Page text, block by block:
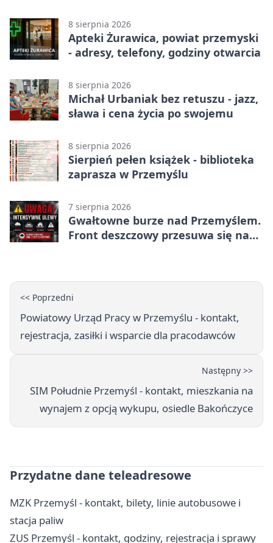
8 sierpnia 2026
Apteki Żurawica, powiat przemyski
- adresy, telefony, godziny otwarcia
8 sierpnia 2026
Michał Urbaniak bez retuszu - jazz,
sława i cena życia po swojemu
8 sierpnia 2026
Sierpień pełen książek - biblioteka
zaprasza w Przemyślu
7 sierpnia 2026
Gwałtowne burze nad Przemyślem.
Front deszczowy przesuwa się na
<< Poprzedni
Powiatowy Urząd Pracy w Przemyślu - kontakt,
rejestracja, zasiłki i wsparcie dla pracodawców
Następny >>
SIM Południe Przemyśl - kontakt, mieszkania na
wynajem z opcją wykupu, osiedle Bakończyce
Przydatne dane teleadresowe
MZK Przemyśl - kontakt, bilety, linie autobusowe i
stacja paliw
ZUS Przemyśl - kontakt, godziny, rejestracja i sprawy